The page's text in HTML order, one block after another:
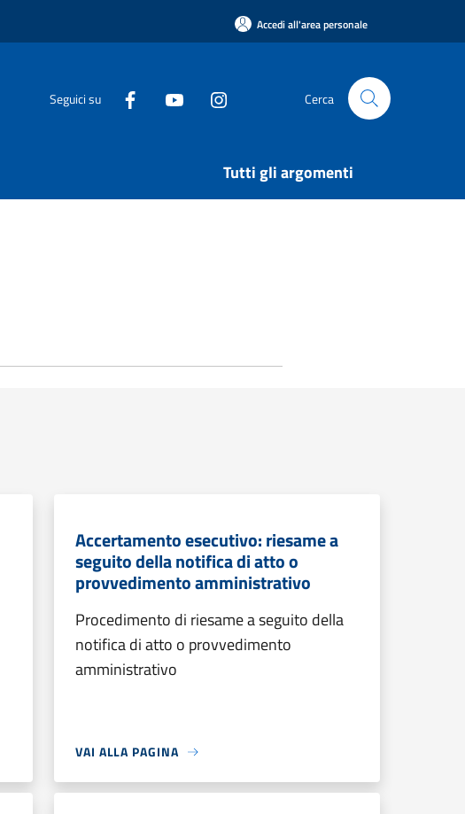
Accedi all'area personale
Seguici su Cerca
Tutti gli argomenti
Accertamento esecutivo: riesame a
seguito della notifica di atto o
provvedimento amministrativo
Procedimento di riesame a seguito della
notifica di atto o provvedimento
amministrativo
VAI ALLA PAGINA